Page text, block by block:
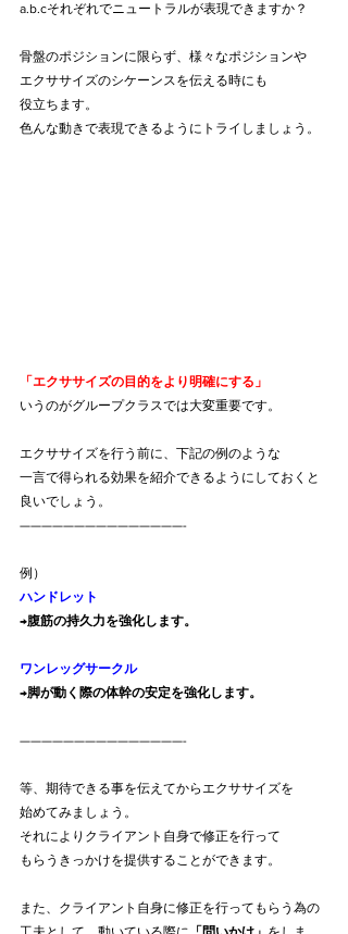
a.b.cそれぞれでニュートラルが表現できますか？
骨盤のポジションに限らず、様々なポジションや
エクササイズのシケーンスを伝える時にも
役立ちます。
色んな動きで表現できるようにトライしましょう。
「エクササイズの目的をより明確にする」
いうのがグループクラスでは大変重要です。
エクササイズを行う前に、下記の例のような
一言で得られる効果を紹介できるようにしておくと
良いでしょう。
———————————————-
例）
ハンドレット
→腹筋の持久力を強化します。
ワンレッグサークル
→脚が動く際の体幹の安定を強化します。
———————————————-
等、期待できる事を伝えてからエクササイズを
始めてみましょう。
それによりクライアント自身で修正を行って
もらうきっかけを提供することができます。
また、クライアント自身に修正を行ってもらう為の